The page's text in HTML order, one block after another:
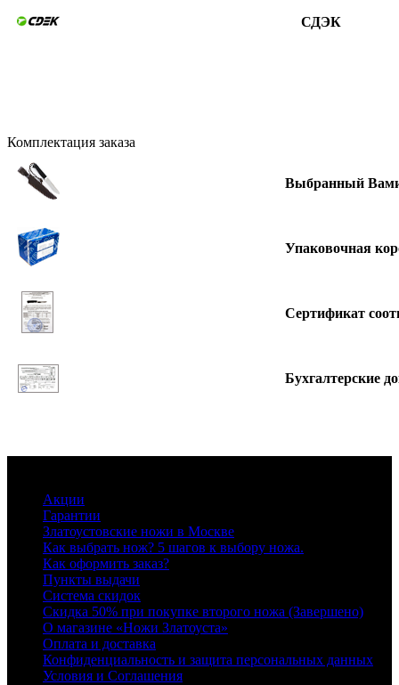
СДЭК
Комплектация заказа
Выбранный
Упаковочная
Сертификат
Бухгалтерские
Акции
Гарантии
Златоустовские ножи в Москве
Как выбрать нож? 5 шагов к выбору ножа.
Как оформить заказ?
Пункты выдачи
Система скидок
Скидка 50% при покупке второго ножа (Завершено)
О магазине «Ножи Златоуста»
Оплата и доставка
Конфиденциальность и защита персональных данных
Условия и Соглашения